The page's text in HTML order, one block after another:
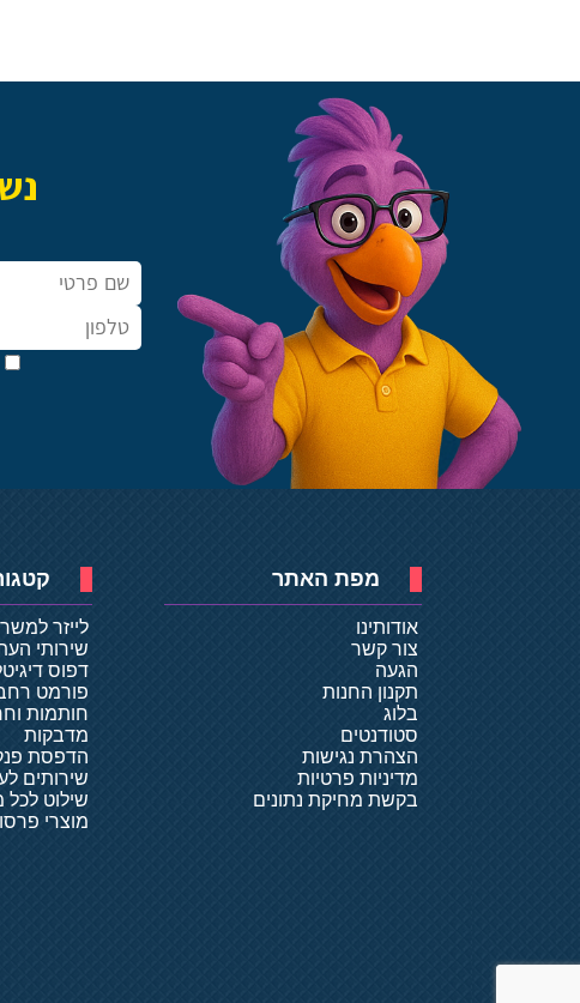
מפת האתר
אודותינו
צור קשר
הגעה
תקנון החנות
בלוג
סטודנטים
הצהרת נגישות
מדיניות פרטיות
בקשת מחיקת נתונים
לייזר
שירותי
דפוס
פורמט רחב
חותמות
מדבקות
הדפסת
שירותים
שילוט
מוצרי